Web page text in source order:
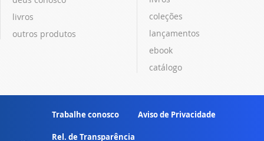
livros
outros produtos
coleções
lançamentos
ebook
catálogo
Trabalhe conosco Aviso de Privacidade
Rel. de Transparência